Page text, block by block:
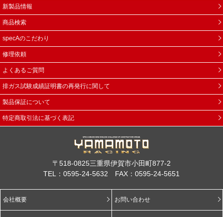
新製品情報
商品検索
specAのこだわり
修理依頼
よくあるご質問
排ガス試験成績証明書の再発行に関して
製品保証について
特定商取引法に基づく表記
〒518-0825三重県伊賀市小田町877-2
TEL：0595-24-5632 FAX：0595-24-5651
会社概要 お問い合わせ